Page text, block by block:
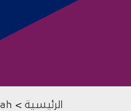
الرئيسية >